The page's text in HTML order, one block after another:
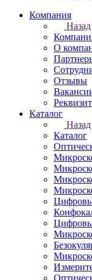
Компания
Назад
О
Отзывы
Каталог
Назад
Каталог